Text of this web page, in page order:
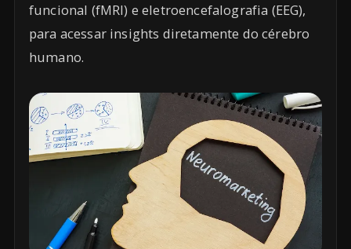
funcional (fMRI) e eletroencefalografia (EEG),
para acessar insights diretamente do cérebro
humano.